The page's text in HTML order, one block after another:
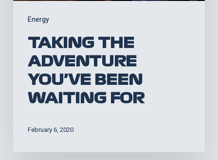
Energy
TAKING THE
ADVENTURE
YOU’VE BEEN
WAITING FOR
February 6, 2020